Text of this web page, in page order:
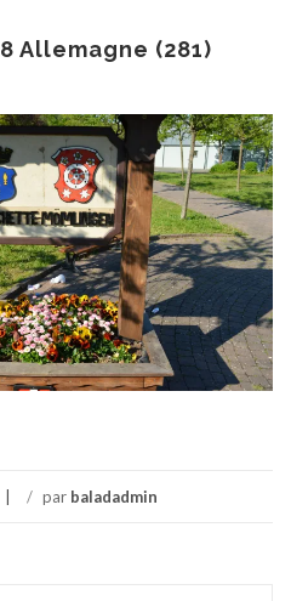
Allemagne (281)
/ par baladadmin